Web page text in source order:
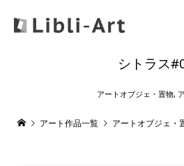
シトラス
アートオブジェ・置物,
アート作品一覧 アートオブジェ・